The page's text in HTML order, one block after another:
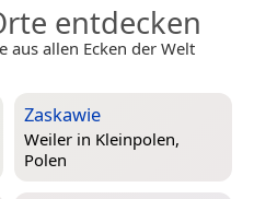
entdecken
aus allen Ecken der Welt
Zaskawie
Weiler in Kleinpolen,
Polen